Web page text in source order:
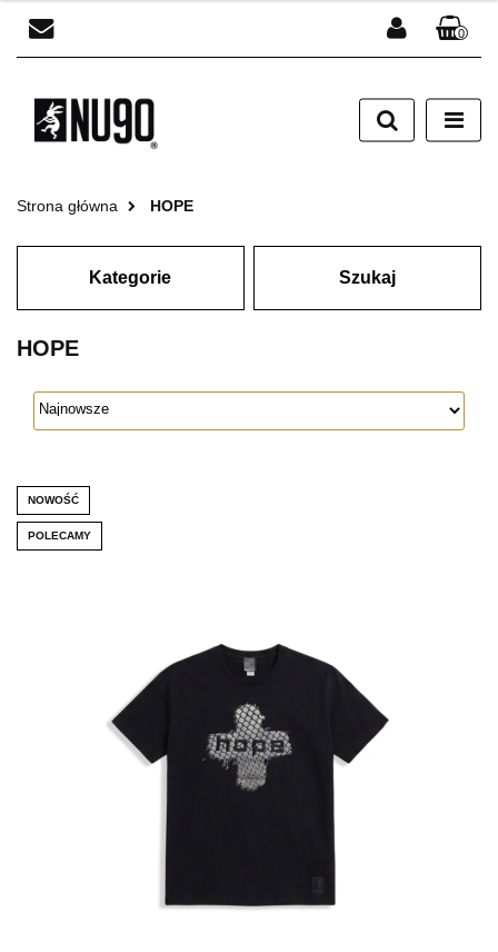
Zarejestruj się
0
Strona główna HOPE
Kategorie Szukaj
HOPE
NOWOŚĆ
POLECAMY